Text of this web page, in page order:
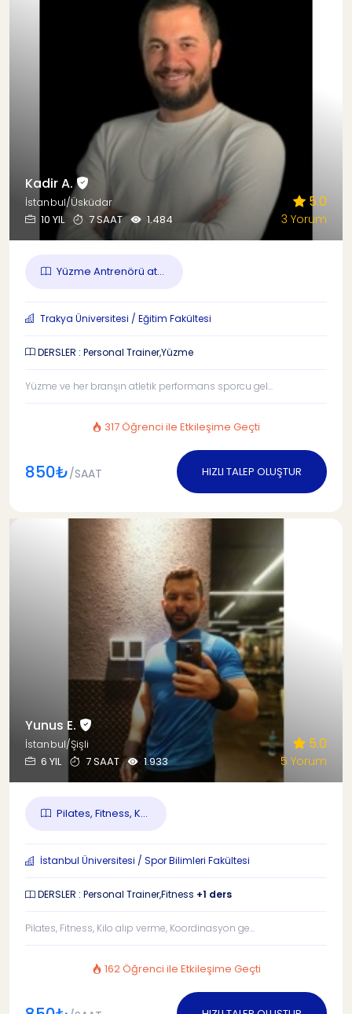
Kadir A.
İstanbul/Üsküdar
10 YIL
7 SAAT 1.484
5.0
3 Yorum
Yüzme Antrenörü at...
Trakya Üniversitesi / Eğitim Fakültesi
DERSLER : Personal Trainer,Yüzme
Yüzme ve her branşın atletik performans sporcu gel...
317 Öğrenci ile Etkileşime Geçti
850₺/SAAT HIZLI TALEP OLUŞTUR
Yunus E.
İstanbul/Şişli
6 YIL
7 SAAT 1.933
5.0
5 Yorum
Pilates, Fitness, K...
İstanbul Üniversitesi / Spor Bilimleri Fakültesi
DERSLER : Personal Trainer,Fitness +1 ders
Pilates, Fitness, Kilo alıp verme, Koordinasyon ge...
162 Öğrenci ile Etkileşime Geçti